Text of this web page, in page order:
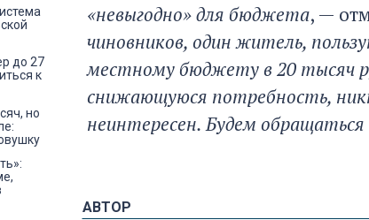
«невыгодно» для бюджета, —
чиновников, один житель,
местному бюджету в 20 тысяч
снижающуюся потребность,
неинтересен. Будем
АВТОР
до 27
к
но